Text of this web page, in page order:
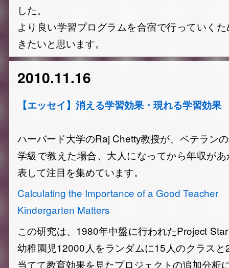
した。
より良い学習プログラムを合宿で行っていく
きたいと思います。
2010.11.16
【エッセイ】消える学習効果・現れる学習効果
ハーバード大学のRaj Chetty教授が、ベテラン
学級で教えた場合、大人になってから年収が
表して注目を集めています。
Calculating the Importance of a Good Teacher
Kindergarten Matters
この研究は、1980年中盤に行われたProject
幼稚園児12000人をランダムに15人のクラス
当てて教育効果を見たプロジェクトの追加分析